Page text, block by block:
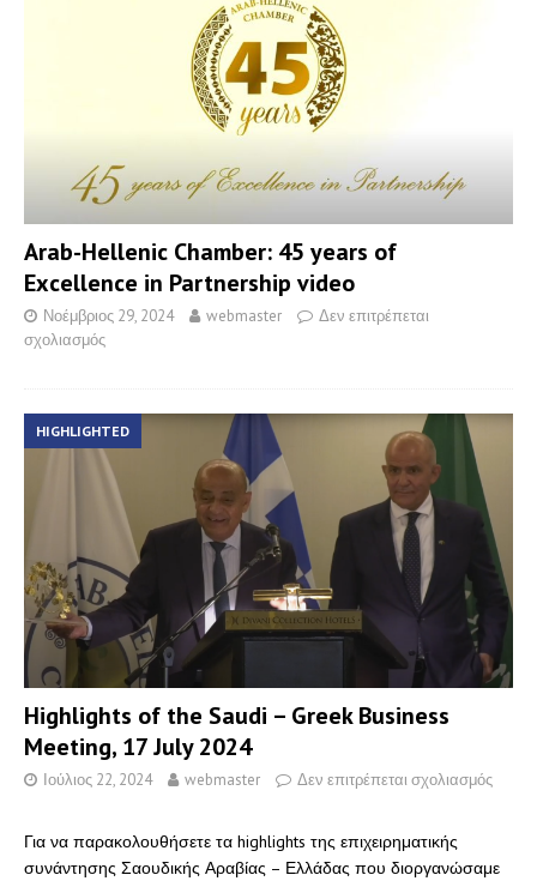
Arab-Hellenic Chamber: 45 years of
Excellence in Partnership video
Νοέμβριος 29, 2024 webmaster
Δεν επιτρέπεται
σχολιασμός
HIGHLIGHTED
Highlights of the Saudi – Greek Business
Meeting, 17 July 2024
Ιούλιος 22, 2024 webmaster Δεν επιτρέπεται σχολιασμός
Για να παρακολουθήσετε τα highlights της επιχειρηματικής
συνάντησης Σαουδικής Αραβίας – Ελλάδας που διοργανώσαμε